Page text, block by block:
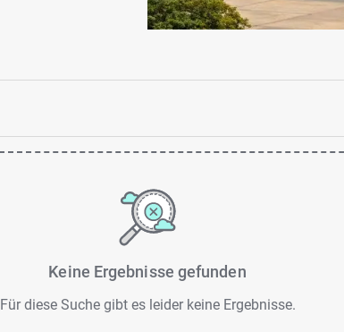
Keine Ergebnisse gefunden
Für diese Suche gibt es leider keine Ergebnisse.